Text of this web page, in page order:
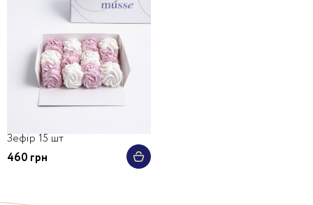
Зефір 15 шт
460 грн